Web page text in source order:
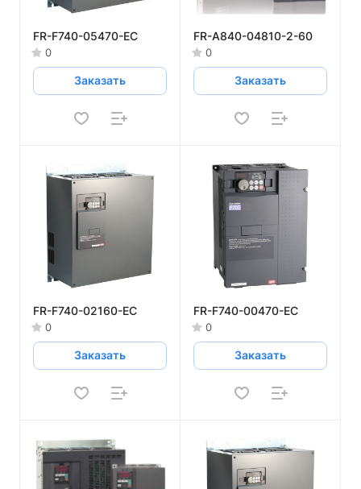
FR-F740-05470-EC
0
Заказать
FR-A840-04810-2-60
0
Заказать
FR-F740-02160-EC
0
Заказать
FR-F740-00470-EC
0
Заказать